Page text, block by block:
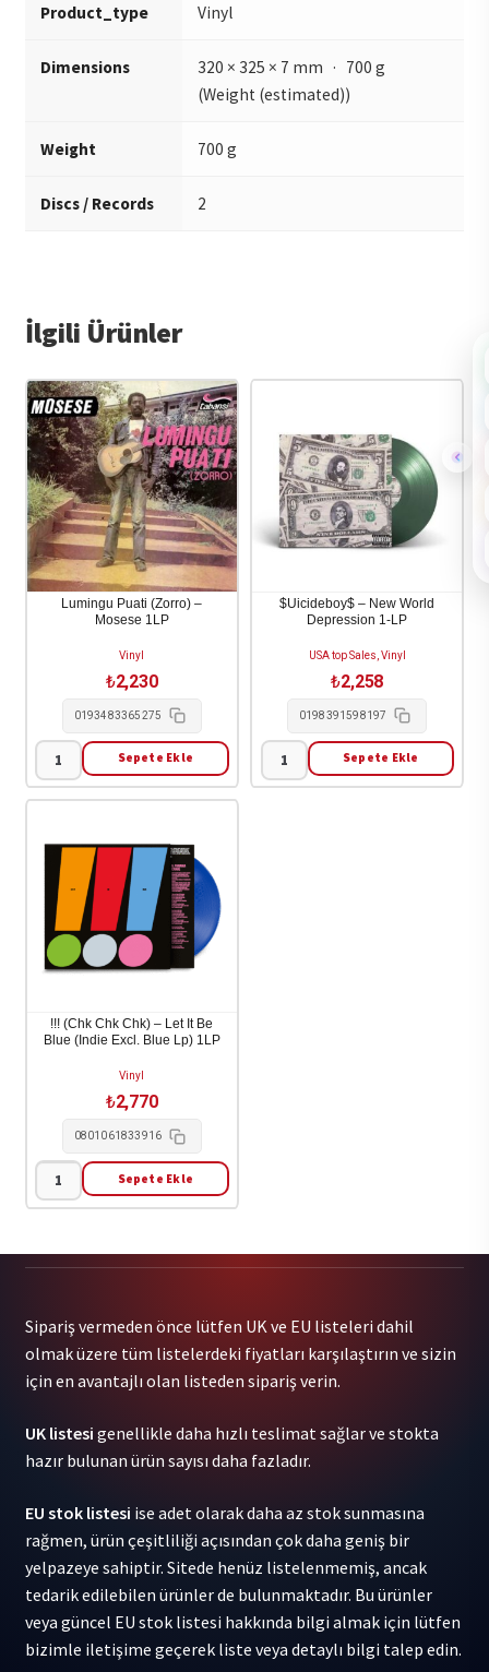
Product_type Vinyl
Dimensions
320 × 325 × 7 mm · 700 g
(Weight (estimated))
Weight 700 g
Discs / Records 2
İlgili Ürünler
Lumingu Puati (Zorro) –
Mosese 1LP
Vinyl
₺2,230
0193483365275
Lumingu
Puati
Mosese
1LP
adet
Sepete Ekle
$Uicideboy$ – New World
Depression 1-LP
USA top Sales, Vinyl
₺2,258
0198391598197
$Uicideboy$
Sepete Ekle
!!! (Chk Chk Chk) – Let It Be
Blue (Indie Excl. Blue Lp) 1LP
Vinyl
₺2,770
0801061833916
!!!
Chk)
Let
It
Be
(Indie
Excl.
Lp)
1LP
adet
Sepete Ekle
Sipariş vermeden önce lütfen UK ve EU listeleri dahil
olmak üzere tüm listelerdeki fiyatları karşılaştırın ve sizin
için en avantajlı olan listeden sipariş verin.
UK listesi genellikle daha hızlı teslimat sağlar ve stokta
hazır bulunan ürün sayısı daha fazladır.
EU stok listesi ise adet olarak daha az stok sunmasına
rağmen, ürün çeşitliliği açısından çok daha geniş bir
yelpazeye sahiptir. Sitede henüz listelenmemiş, ancak
tedarik edilebilen ürünler de bulunmaktadır. Bu ürünler
veya güncel EU stok listesi hakkında bilgi almak için lütfen
bizimle iletişime geçerek liste veya detaylı bilgi talep edin.